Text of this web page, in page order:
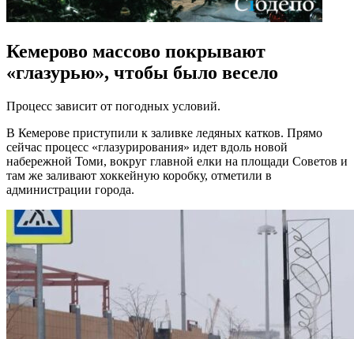
Кемерово массово покрывают
«глазурью», чтобы было весело
Процесс зависит от погодных условий.
В Кемерове приступили к заливке ледяных катков. Прямо
сейчас процесс «глазурирования» идет вдоль новой
набережной Томи, вокруг главной елки на площади Советов и
там же заливают хоккейную коробку, отметили в
администрации города.